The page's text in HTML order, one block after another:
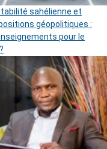
sahélienne et
géopolitiques :
pour le